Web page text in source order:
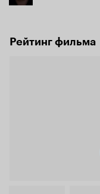
Рейтинг фильма